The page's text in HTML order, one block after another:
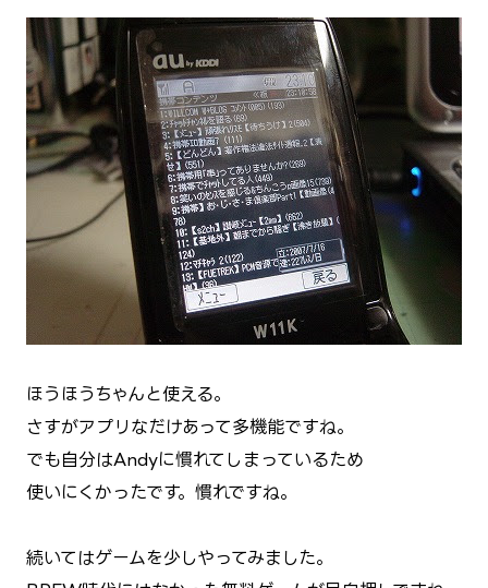
ほうほうちゃんと使える。
さすがアプリなだけあって多機能ですね。
でも自分はAndyに慣れてしまっているため
使いにくかったです。慣れですね。
続いてはゲームを少しやってみました。